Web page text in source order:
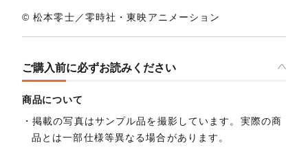
© 松本零士／零時社・東映アニメーション
ご購入前に必ずお読みください
商品について
掲載の写真はサンプル品を撮影しています。実際の商
品とは一部仕様等異なる場合があります。